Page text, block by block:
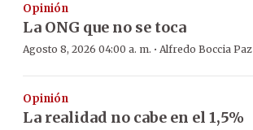
Opinión
La ONG que no se toca
Agosto 8, 2026 04:00 a. m. · Alfredo Boccia Paz
Opinión
La realidad no cabe en el 1,5%